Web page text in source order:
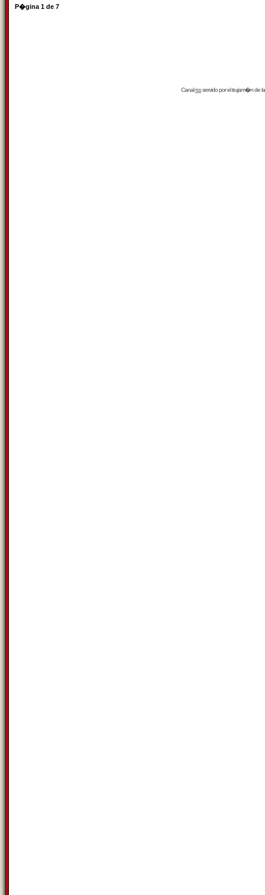
P�gina 1 de 7
Canalrssservido por eltrujam�nde